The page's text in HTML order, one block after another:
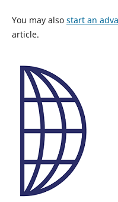
You may also start an
article.